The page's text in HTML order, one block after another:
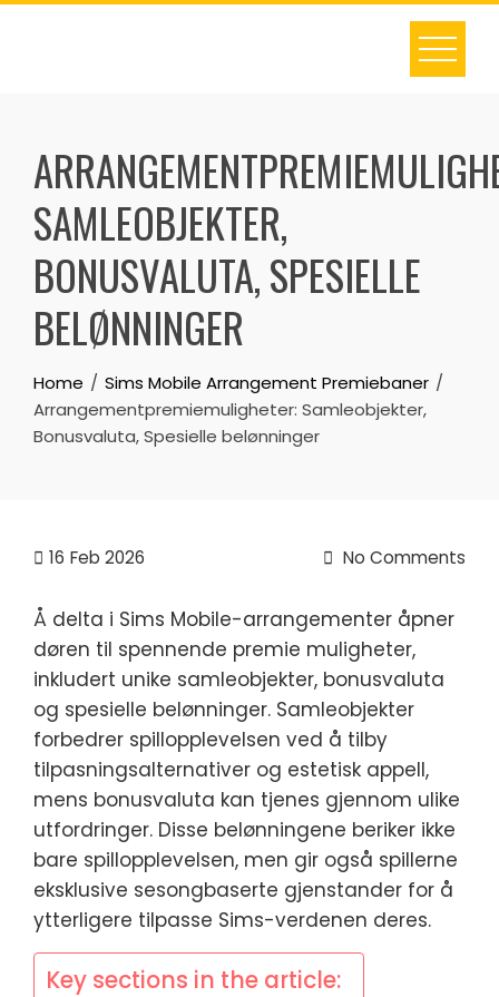
Skip
SAMLEOBJEKTER,
BONUSVALUTA, SPESIELLE
BELØNNINGER
Home
Sims Mobile Arrangement Premiebaner
Arrangementpremiemuligheter: Samleobjekter,
Bonusvaluta, Spesielle belønninger
16 Feb 2026 No Comments
Å delta i Sims Mobile-arrangementer åpner
døren til spennende premie muligheter,
inkludert unike samleobjekter, bonusvaluta
og spesielle belønninger. Samleobjekter
forbedrer spillopplevelsen ved å tilby
tilpasningsalternativer og estetisk appell,
mens bonusvaluta kan tjenes gjennom ulike
utfordringer. Disse belønningene beriker ikke
bare spillopplevelsen, men gir også spillerne
eksklusive sesongbaserte gjenstander for å
ytterligere tilpasse Sims-verdenen deres.
Key sections in the article: